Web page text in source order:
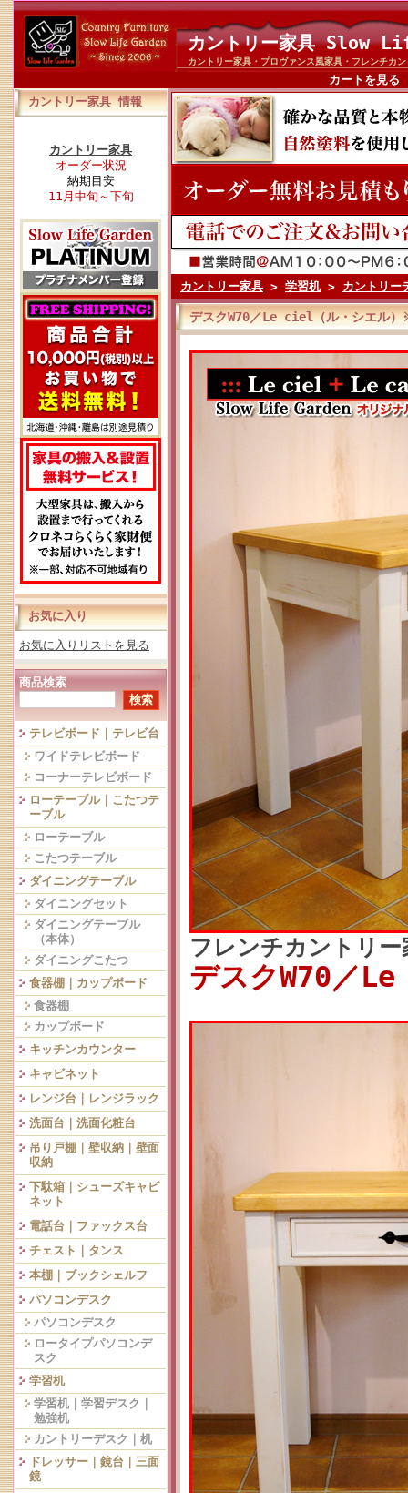
カントリー家具 Slow
カントリー家具・プロヴァンス風家具・フレンチカ
カートを見る
カントリー家具 情報
カントリー家具
オーダー状況
納期目安
11月中旬～下旬
お気に入り
お気に入りリストを見る
商品検索
テレビボード｜テレビ台
ワイドテレビボード
コーナーテレビボード
ローテーブル｜こたつテ
ーブル
ローテーブル
こたつテーブル
ダイニングテーブル
ダイニングセット
ダイニングテーブル
（本体）
ダイニングこたつ
食器棚｜カップボード
食器棚
カップボード
キッチンカウンター
キャビネット
レンジ台｜レンジラック
洗面台｜洗面化粧台
吊り戸棚｜壁収納｜壁面
収納
下駄箱｜シューズキャビ
ネット
電話台｜ファックス台
チェスト｜タンス
本棚｜ブックシェルフ
パソコンデスク
パソコンデスク
ロータイプパソコンデ
スク
学習机
学習机｜学習デスク｜
勉強机
カントリーデスク｜机
ドレッサー｜鏡台｜三面
鏡
カントリー家具 > 学習机> カントリー
デスクW70／Le ciel（ル・シエル
フレンチカントリ
デスクW70／